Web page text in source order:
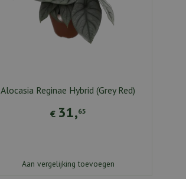
Alocasia Reginae Hybrid (Grey Red)
€ 31,65
Aan vergelijking toevoegen